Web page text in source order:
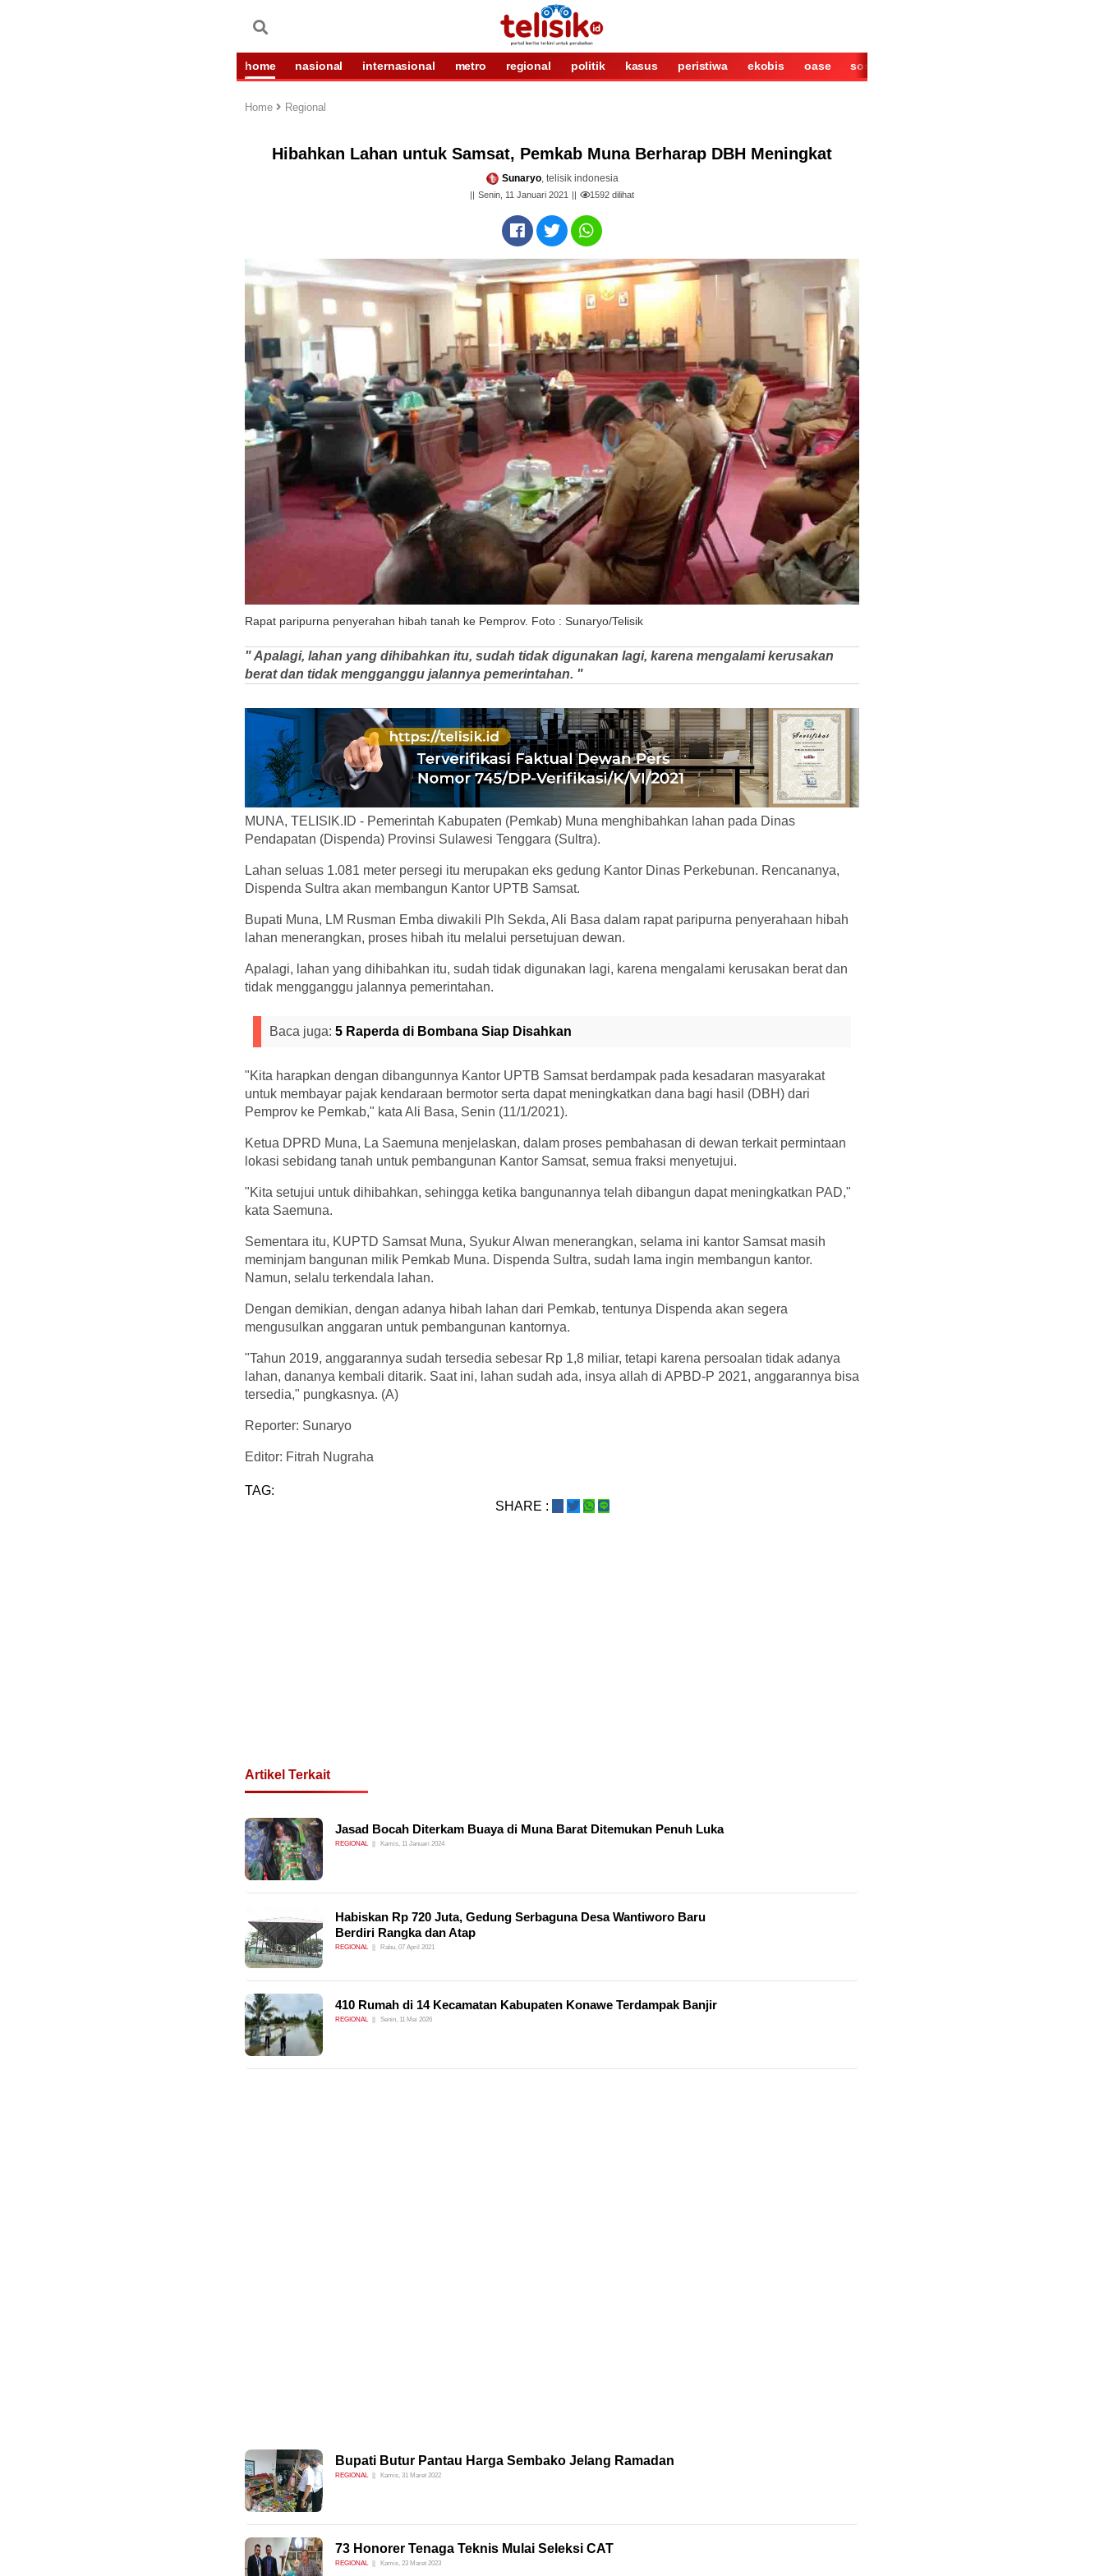
home nasional internasional metro regional politik kasus peristiwa ekobis oase sosok
Home Regional
Hibahkan Lahan untuk Samsat, Pemkab Muna Berharap DBH Meningkat
Sunaryo, telisik indonesia
Senin, 11 Januari 2021 1592 dilihat
Rapat paripurna penyerahan hibah tanah ke Pemprov. Foto : Sunaryo/Telisik
" Apalagi, lahan yang dihibahkan itu, sudah tidak digunakan lagi, karena mengalami kerusakan
berat dan tidak mengganggu jalannya pemerintahan. "
MUNA, TELISIK.ID - Pemerintah Kabupaten (Pemkab) Muna menghibahkan lahan pada Dinas
Pendapatan (Dispenda) Provinsi Sulawesi Tenggara (Sultra).
Lahan seluas 1.081 meter persegi itu merupakan eks gedung Kantor Dinas Perkebunan. Rencananya,
Dispenda Sultra akan membangun Kantor UPTB Samsat.
Bupati Muna, LM Rusman Emba diwakili Plh Sekda, Ali Basa dalam rapat paripurna penyerahaan hibah
lahan menerangkan, proses hibah itu melalui persetujuan dewan.
Apalagi, lahan yang dihibahkan itu, sudah tidak digunakan lagi, karena mengalami kerusakan berat dan
tidak mengganggu jalannya pemerintahan.
Baca juga: 5 Raperda di Bombana Siap Disahkan
"Kita harapkan dengan dibangunnya Kantor UPTB Samsat berdampak pada kesadaran masyarakat
untuk membayar pajak kendaraan bermotor serta dapat meningkatkan dana bagi hasil (DBH) dari
Pemprov ke Pemkab," kata Ali Basa, Senin (11/1/2021).
Ketua DPRD Muna, La Saemuna menjelaskan, dalam proses pembahasan di dewan terkait permintaan
lokasi sebidang tanah untuk pembangunan Kantor Samsat, semua fraksi menyetujui.
"Kita setujui untuk dihibahkan, sehingga ketika bangunannya telah dibangun dapat meningkatkan PAD,"
kata Saemuna.
Sementara itu, KUPTD Samsat Muna, Syukur Alwan menerangkan, selama ini kantor Samsat masih
meminjam bangunan milik Pemkab Muna. Dispenda Sultra, sudah lama ingin membangun kantor.
Namun, selalu terkendala lahan.
Dengan demikian, dengan adanya hibah lahan dari Pemkab, tentunya Dispenda akan segera
mengusulkan anggaran untuk pembangunan kantornya.
"Tahun 2019, anggarannya sudah tersedia sebesar Rp 1,8 miliar, tetapi karena persoalan tidak adanya
lahan, dananya kembali ditarik. Saat ini, lahan sudah ada, insya allah di APBD-P 2021, anggarannya bisa
tersedia," pungkasnya. (A)
Reporter: Sunaryo
Editor: Fitrah Nugraha
TAG:
SHARE :
Artikel Terkait
Jasad Bocah Diterkam Buaya di Muna Barat Ditemukan Penuh Luka
REGIONAL Kamis, 11 Januari 2024
Habiskan Rp 720 Juta, Gedung Serbaguna Desa Wantiworo Baru
Berdiri Rangka dan Atap
REGIONAL Rabu, 07 April 2021
410 Rumah di 14 Kecamatan Kabupaten Konawe Terdampak Banjir
REGIONAL Senin, 11 Mei 2026
Bupati Butur Pantau Harga Sembako Jelang Ramadan
REGIONAL Kamis, 31 Maret 2022
73 Honorer Tenaga Teknis Mulai Seleksi CAT
REGIONAL Kamis, 23 Maret 2023